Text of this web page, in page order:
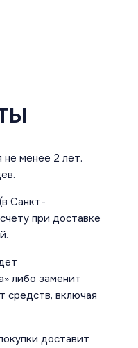
не менее 2 лет.
Санкт-
при доставке
либо заменит
средств, включая
доставит